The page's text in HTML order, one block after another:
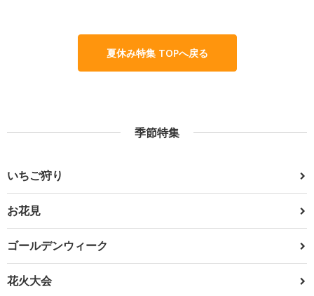
夏休み特集 TOPへ戻る
季節特集
いちご狩り
お花見
ゴールデンウィーク
花火大会